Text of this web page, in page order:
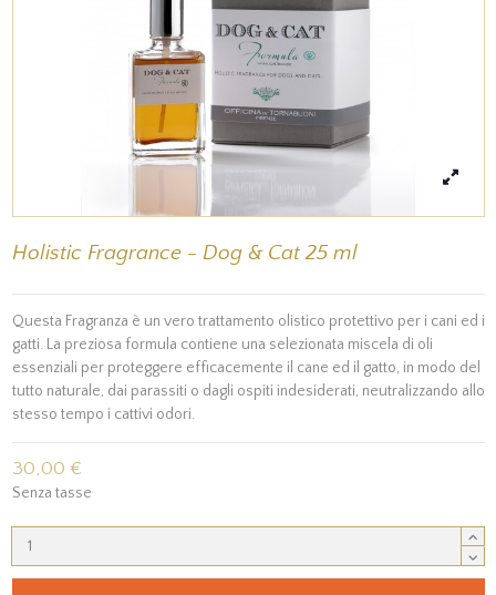
Holistic Fragrance - Dog & Cat 25 ml
Questa Fragranza è un vero trattamento olistico protettivo per i cani ed i
gatti. La preziosa formula contiene una selezionata miscela di oli
essenziali per proteggere efficacemente il cane ed il gatto, in modo del
tutto naturale, dai parassiti o dagli ospiti indesiderati, neutralizzando allo
stesso tempo i cattivi odori.
30,00 €
Senza tasse